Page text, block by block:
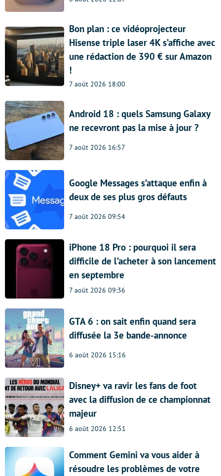
Bon plan : ce vidéoprojecteur
Hisense triple laser 4K s’affiche avec
une rédaction de 390 € sur Amazon
!
7 août 2026 18:00
Android 18 : quels Samsung Galaxy
ne recevront pas la mise à jour ?
7 août 2026 16:57
Google Messages s’attaque enfin à
deux de ses plus gros défauts
7 août 2026 09:54
iPhone 18 Pro : pourquoi il sera
difficile de l’acheter à son lancement
en septembre
7 août 2026 09:36
GTA 6 : on sait enfin quand sera
diffusée la 3e bande-annonce
6 août 2026 15:16
Disney+ va ravir les fans de foot
avec la diffusion de ce championnat
majeur
6 août 2026 12:51
Comment Gemini va vous aider à
résoudre les problèmes de votre